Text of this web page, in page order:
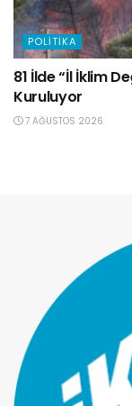
POLITIKA
81 İlde “İl İklim
Kuruluyor
7 AĞUSTOS 2026